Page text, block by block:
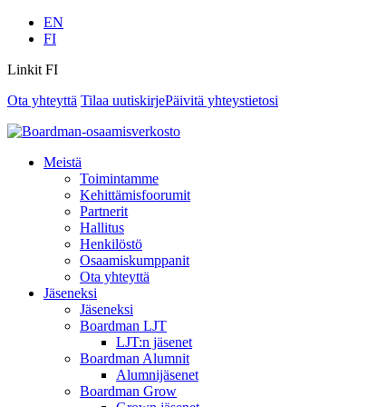
EN
FI
Linkit FI
Ota yhteyttä Tilaa uutiskirjePäivitä yhteystietosi
Meistä
Toimintamme
Kehittämisfoorumit
Partnerit
Hallitus
Henkilöstö
Osaamiskumppanit
Ota yhteyttä
Jäseneksi
Jäseneksi
Boardman LJT
LJT:n jäsenet
Boardman Alumnit
Alumnijäsenet
Boardman Grow